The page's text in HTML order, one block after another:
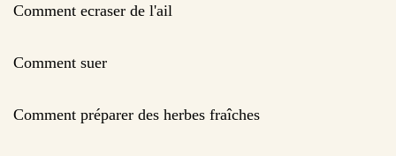
Comment ecraser de l'ail
Comment suer
Comment préparer des herbes fraîches